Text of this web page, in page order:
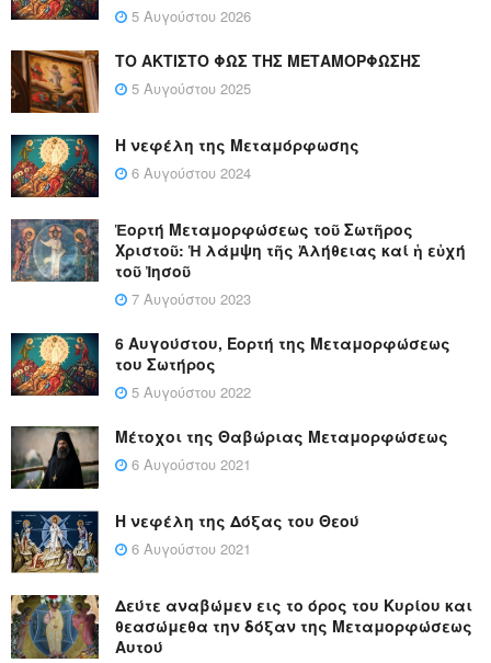
5 Αυγούστου 2026
ΤΟ ΑΚΤΙΣΤΟ ΦΩΣ ΤΗΣ ΜΕΤΑΜΟΡΦΩΣΗΣ
5 Αυγούστου 2025
Η νεφέλη της Μεταμόρφωσης
6 Αυγούστου 2024
Ἑορτή Μεταμορφώσεως τοῦ Σωτῆρος
Χριστοῦ: Ἡ λάμψη τῆς Ἀλήθειας καί ἡ εὐχή
τοῦ Ἰησοῦ
7 Αυγούστου 2023
6 Αυγούστου, Εορτή της Μεταμορφώσεως
του Σωτήρος
5 Αυγούστου 2022
Μέτοχοι της Θαβώριας Μεταμορφώσεως
6 Αυγούστου 2021
Η νεφέλη της Δόξας του Θεού
6 Αυγούστου 2021
Δεύτε αναβώμεν εις το όρος του Κυρίου και
θεασώμεθα την δόξαν της Μεταμορφώσεως
Αυτού